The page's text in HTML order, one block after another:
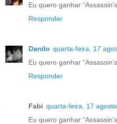
Eu quero ganhar
Responder
Danilo quarta-feira, 17
Eu quero ganhar
Responder
Fabi quarta-feira, 17
Eu quero ganhar